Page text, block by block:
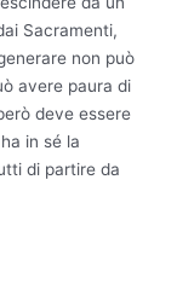
Sacramenti,
non può
avere paura di
deve essere
in sé la
di partire da